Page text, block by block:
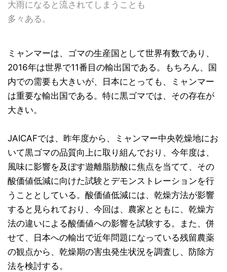
大雨になると流されてしまうことも
多々ある。
ミャンマーは、ゴマの生産国として世界有数であり、
2016年は世界で11番目の輸出国である。もちろん、国
内での需要も大きいが、日本にとっても、ミャンマー
は重要な輸出国である。特に黒ゴマでは、その存在が
大きい。
JAICAFでは、昨年度から、ミャンマー中央乾燥地にお
いて黒ゴマの品質向上に取り組んでおり、今年度は、
風味に影響を及ぼす遊離脂肪酸に焦点を当てて、その
酸価値低減に向けた試験とデモンストレーションを行
うこととしている。酸価値低減には、乾燥方法が影響
すると見られており、今回は、農家とともに、乾燥方
法の違いによる酸価値への影響を試験する。また、併
せて、日本への輸出で近年問題になっている残留農薬
の観点から、乾燥期の害虫発生状況を調査し、防除方
法を検討する。